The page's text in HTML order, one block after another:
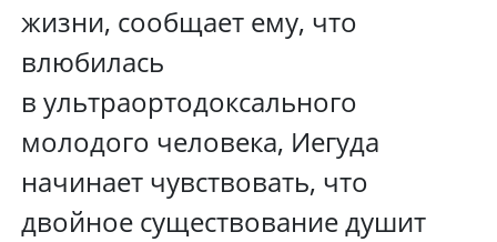
жизни, сообщает ему, что
влюбилась
в ультраортодоксального
молодого человека, Иегуда
начинает чувствовать, что
двойное существование душит